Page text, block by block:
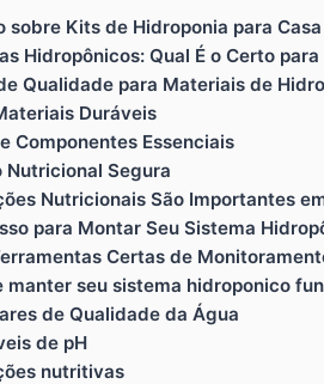
sobre Kits de Hidroponia para Casa
Hidropônicos: Qual É o Certo para
Qualidade para Materiais de
Duráveis
Componentes Essenciais
Nutricional Segura
Nutricionais São Importantes
para Montar Seu Sistema
Certas de
manter seu sistema hidroponico
de Qualidade da Água
de pH
nutritivas